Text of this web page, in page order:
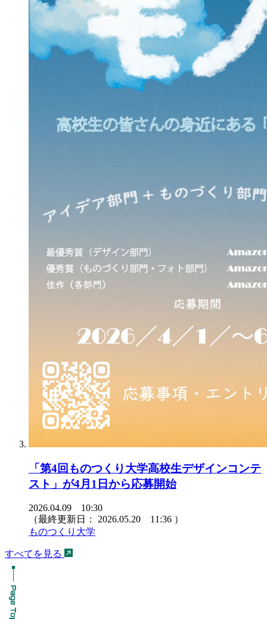
「第4回ものつくり大学高校生デザインコンテ
スト」が4月1日から応募開始
2026.04.09 10:30
（最終更新日： 2026.05.20 11:36 ）
ものつくり大学
すべてを見る